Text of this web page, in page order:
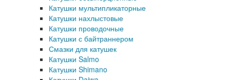
Катушки мультипликаторные
Катушки нахлыстовые
Катушки проводочные
Катушки с байтраннером
Смазки для катушек
Катушки Salmo
Катушки Shimano